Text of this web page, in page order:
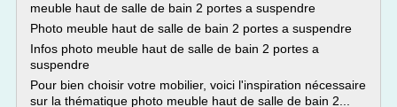
meuble haut de salle de bain 2 portes a suspendre
Photo meuble haut de salle de bain 2 portes a suspendre
Infos photo meuble haut de salle de bain 2 portes a
suspendre
Pour bien choisir votre mobilier, voici l'inspiration nécessaire
sur la thématique photo meuble haut de salle de bain 2...